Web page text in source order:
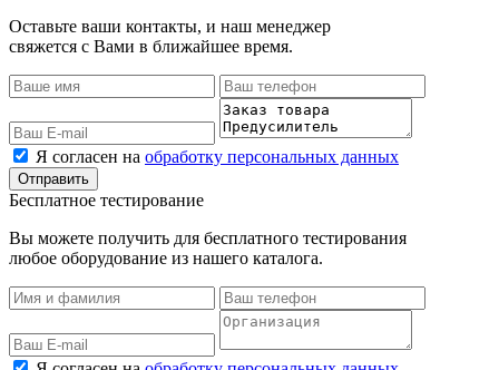
Оставьте ваши контакты, и наш менеджер
свяжется с Вами в ближайшее время.
Я согласен на обработку персональных данных
Бесплатное тестирование
Вы можете получить для бесплатного тестирования
любое оборудование из нашего каталога.